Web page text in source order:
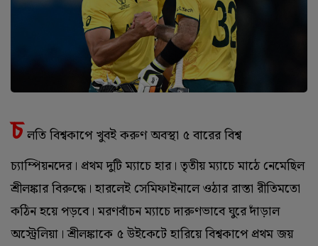
চ লতি বিশ্বকাপে খুবই করুণ অবস্থা ৫ বারের বিশ্ব
চ্যাম্পিয়নদের। প্রথম দুটি ম্যাচে হার। তৃতীয় ম্যাচে মাঠে নেমেছিল
শ্রীলঙ্কার বিরুদ্ধে। হারলেই সেমিফাইনালে ওঠার রাস্তা রীতিমতো
কঠিন হয়ে পড়বে। মরণবাঁচন ম্যাচে দারুণভাবে ঘুরে দাঁড়াল
অস্ট্রেলিয়া। শ্রীলঙ্কাকে ৫ উইকেটে হারিয়ে বিশ্বকাপে প্রথম জয়